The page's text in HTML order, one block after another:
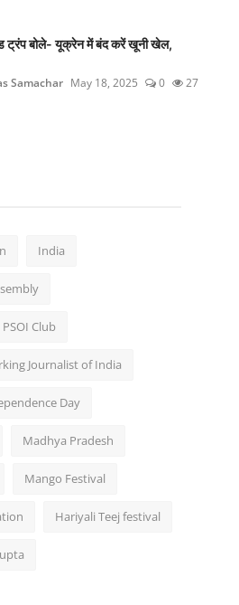
ट्रंप बोले- यूक्रेन में बंद करें खूनी खेल,
Samachar May 18, 2025 0 27
India
PSOI Club
Journalist of India
Day
Madhya Pradesh
Mango Festival
Hariyali Teej festival